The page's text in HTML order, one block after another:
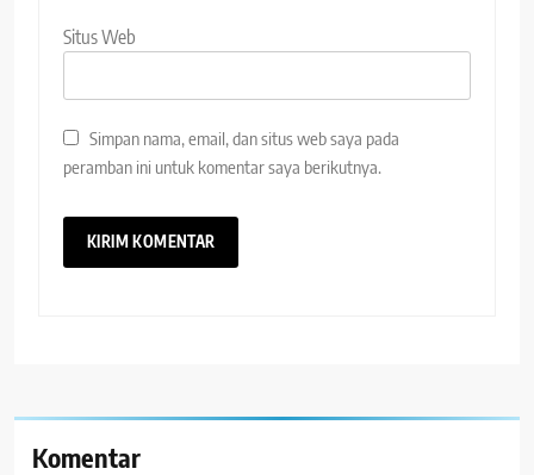
Situs Web
Simpan nama, email, dan situs web saya pada
peramban ini untuk komentar saya berikutnya.
Komentar